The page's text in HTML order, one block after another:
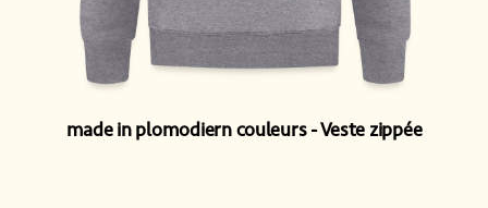
made in plomodiern couleurs Veste zippée